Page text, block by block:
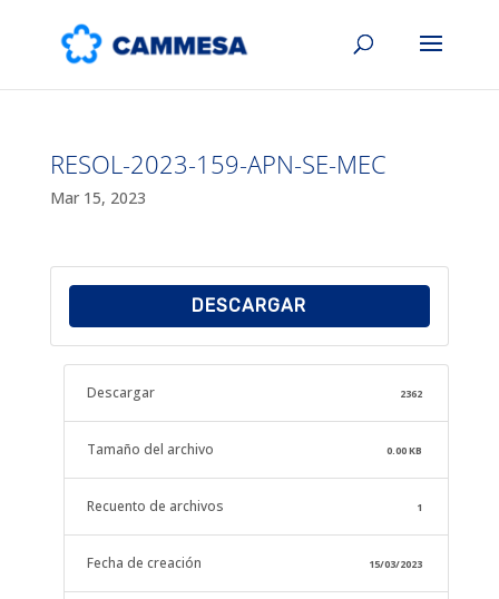
RESOL-2023-159-APN-SE-MEC
Mar 15, 2023
DESCARGAR
Descargar 2362
Tamaño del archivo 0.00 KB
Recuento de archivos 1
Fecha de creación 15/03/2023